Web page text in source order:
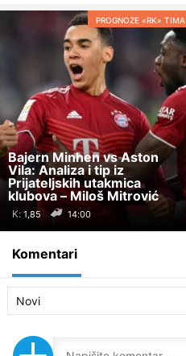
PROGNOZE «RK» TIMA
Bajern Minhen vs Aston
Vila: Analiza i tip iz
Prijateljskih utakmica
klubova – Miloš Mitrović
K: 14:00
Komentari
Novi